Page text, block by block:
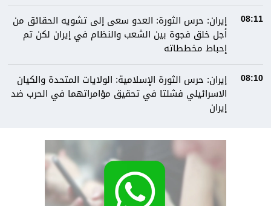
08:11
إيران: حرس الثورة: العدو سعى إلى تشويه الحقائق من
أجل خلق فجوة بين الشعب والنظام في إيران لكن تم
إحباط مخططاته
08:10
إيران: حرس الثورة الإسلامية: الولايات المتحدة والكيان
الاسرائيلي فشلتا في تحقيق مؤامراتهما في الحرب ضد
إيران